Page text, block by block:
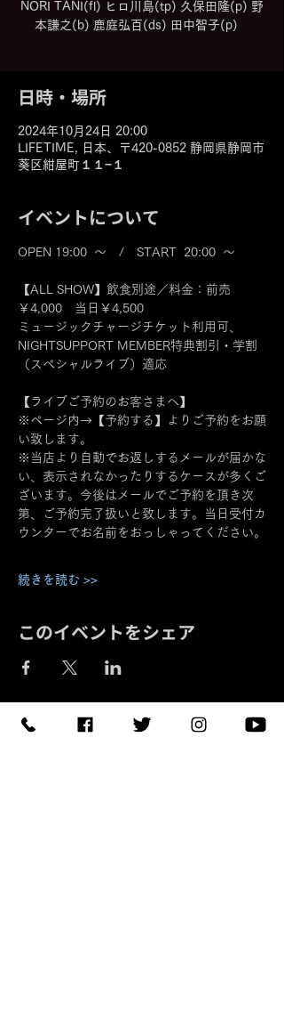
NORI TANI(fl) ヒロ川島(tp) 久保田隆(p) 野
本謙之(b) 鹿庭弘百(ds) 田中智子(p)
日時・場所
2024年10月24日 20:00
LIFETIME, 日本、〒420-0852 静岡県静岡市
葵区紺屋町１１−１
イベントについて
OPEN 19:00  ～　/　START  20:00  ～
【ALL SHOW】飲食別途／料金：前売
￥4,000　当日￥4,500
ミュージックチャージチケット利用可、
NIGHTSUPPORT MEMBER特典割引・学割
（スペシャルライブ）適応
【ライブご予約のお客さまへ】
※ページ内→【予約する】よりご予約をお願
い致します。
※当店より自動でお返しするメールが届かな
い、表示されなかったりするケースが多くご
ざいます。今後はメールでご予約を頂き次
第、ご予約完了扱いと致します。当日受付カ
ウンターでお名前をおっしゃってください。
続きを読む >>
このイベントをシェア
予約する